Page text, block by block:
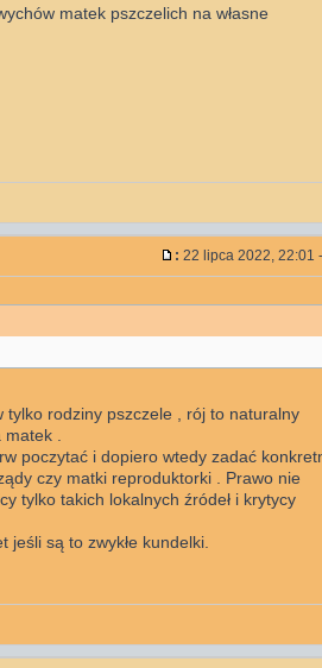
matek pszczelich na własne
: 22 lipca 2022, 22:01
tylko rodziny pszczele , rój to naturalny
.
poczytać i dopiero wtedy zadać
czy matki reproduktorki . Prawo nie
tylko takich lokalnych źródeł i krytycy
są to zwykłe kundelki.